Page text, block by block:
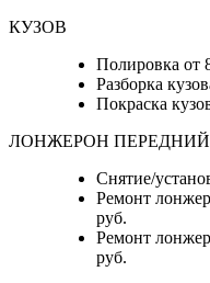
КУЗОВ
Полировка от
Разборка
Покраска
ЛОНЖЕРОН ПЕРЕДНИЙ
Снятие/
Ремонт
руб.
Ремонт
руб.